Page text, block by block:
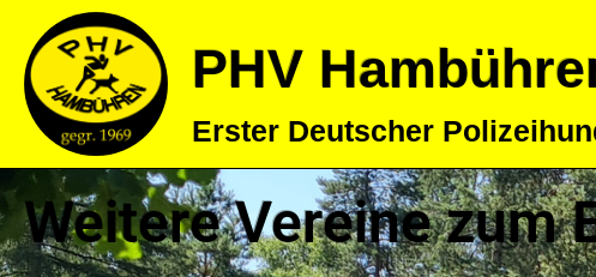
PHV
Erster Deutscher
Weitere Vereine zum